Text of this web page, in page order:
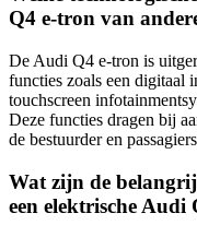
Q4 e-tron van
De Audi Q4 e-tron is
functies zoals een digitaal
touchscreen
Deze functies dragen bij
de bestuurder en
Wat zijn de
een elektrische Audi